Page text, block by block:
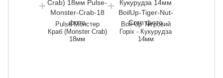
Pulse Монстер
Краб (Monster Crab)
18мм
Boil-Up Тигровий
Горіх - Кукурудза
14мм